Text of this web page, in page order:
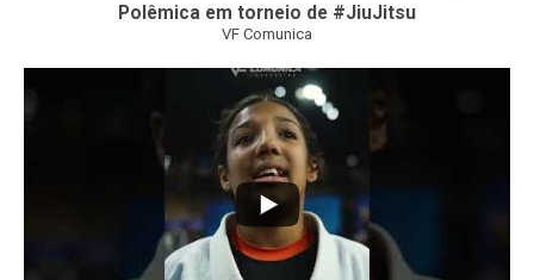
Polêmica em torneio de #JiuJitsu
VF Comunica